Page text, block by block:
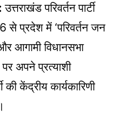
उत्तराखंड परिवर्तन पार्टी
प्रदेश में ‘परिवर्तन जन
आगामी विधानसभा
अपने प्रत्याशी
की केंद्रीय कार्यकारिणी